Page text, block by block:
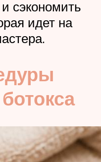
сэкономить
идет на